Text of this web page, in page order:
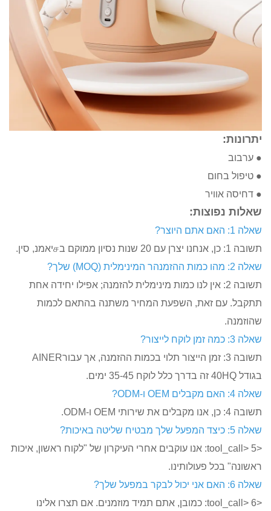
תשובה 2: אין לנו כמות מינימלית להזמנה; אפילו יחידה אחת
זאת, השפעת המחיר משתנה בהתאם לכמות
תשובה 3: זמן הייצור תלוי בכמות ההזמנה, אך עבורAINER
<tool_call> 5: אנו עוקבים אחרי העיקרון של "לקוח ראשון, איכות
פעולותינו.
<tool_call> 6: כמובן, אתם תמיד מוזמנים. אם תצרו אלינו